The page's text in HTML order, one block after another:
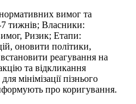
вимог та
7 тижнів; Власники:
Ризик; Етапи:
оновити політики,
реагування на
та відкликання
мінімізації пізнього
про коригування.